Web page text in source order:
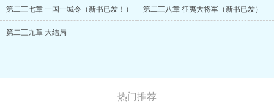
第二三七章 一国一城令（新书已发！） 第二三八章 征夷大将军（新书已发）
第二三九章 大结局
热门推荐